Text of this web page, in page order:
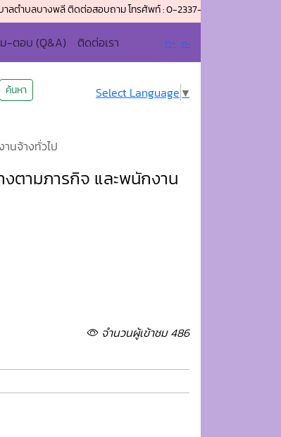
งพลี ติดต่อสอบถาม โทรศัพท์ : 0-2337-3086 โทรสาร (แฟกซ์) : 0-
-ตอบ (Q&A) ติดต่อเรา ก+ ก-
ค้นหา Select Language ▼
นจ้างทั่วไป
งตามภารกิจ และพนักงาน
จำนวนผู้เข้าชม 486